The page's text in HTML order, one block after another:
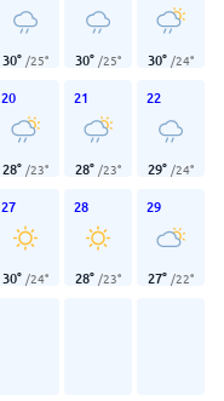
30° /25° 30° /25° 30° /24°
20
28° /23°
21
28° /23°
22
29° /24°
27
30° /24°
28
28° /23°
29
27° /22°